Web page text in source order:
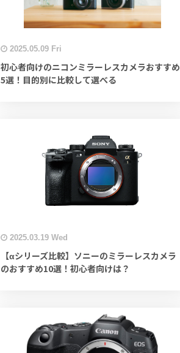
2025.05.09 Fri
初心者向けのニコンミラーレスカメラおすすめ
5選！目的別に比較して選べる
2025.03.19 Wed
【αシリーズ比較】ソニーのミラーレスカメラ
のおすすめ10選！初心者向けは？